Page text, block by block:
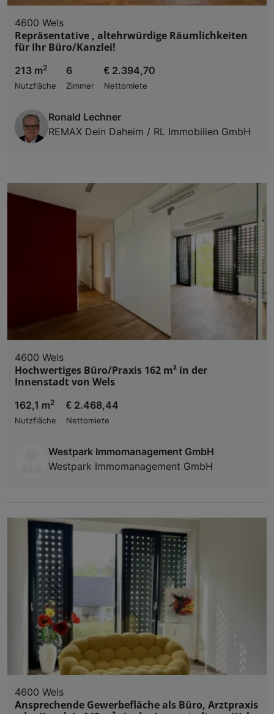
4600 Wels
Repräsentative , altehrwürdige Räumlichkeiten
für Ihr Büro/Kanzlei!
213 m2
Nutzfläche
6
Zimmer
€ 2.394,70
Nettomiete
Ronald Lechner
REMAX Dein Daheim / RL Immobilien GmbH
4600 Wels
Hochwertiges Büro/Praxis 162 m² in der
Innenstadt von Wels
162,1 m2
Nutzfläche
€ 2.468,44
Nettomiete
Westpark Immomanagement GmbH
Westpark Immomanagement GmbH
4600 Wels
Ansprechende Gewerbefläche als Büro, Arztpraxis